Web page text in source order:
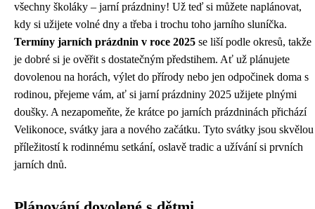
všechny školáky – jarní prázdniny! Už teď si můžete naplánovat,
kdy si užijete volné dny a třeba i trochu toho jarního sluníčka.
Termíny jarních prázdnin v roce 2025 se liší podle okresů, takže
je dobré si je ověřit s dostatečným předstihem. Ať už plánujete
dovolenou na horách, výlet do přírody nebo jen odpočinek doma s
rodinou, přejeme vám, ať si jarní prázdniny 2025 užijete plnými
doušky. A nezapomeňte, že krátce po jarních prázdninách přichází
Velikonoce, svátky jara a nového začátku. Tyto svátky jsou skvělou
příležitostí k rodinnému setkání, oslavě tradic a užívání si prvních
jarních dnů.